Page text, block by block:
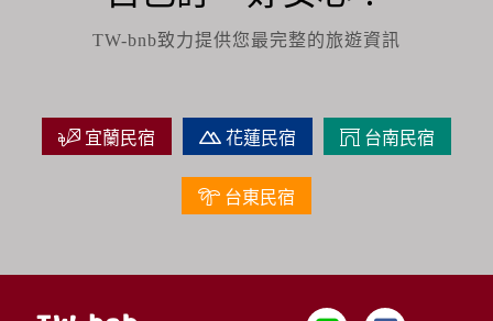
TW-bnb致力提供您最完整的旅遊資訊
宜蘭民宿 花蓮民宿 台南民宿
台東民宿